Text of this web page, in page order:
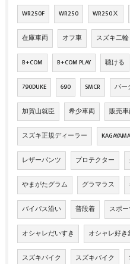
WR250F WR250 WR250Ⅹ
在庫車両 オフ車 スズキ二輪
B+COM B+COM PLAY 聴ける
790DUKE 690 SMCR バー
加賀山就臣 希少車両 販売
スズキ正規ディーラー KAGAYAMA
レザーパンツ プロテクター
やまがたグラム グラマラス
バイパス沿い 普段着 スポ
オシャレだいすき オシャレ好き
スズキバイク スズキバイク